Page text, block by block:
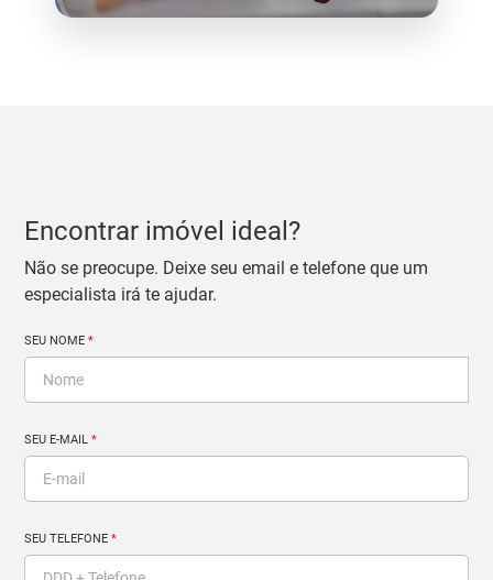
Encontrar imóvel ideal?
Não se preocupe. Deixe seu email e telefone que um
especialista irá te ajudar.
SEU NOME*
SEU E-MAIL*
SEU TELEFONE*